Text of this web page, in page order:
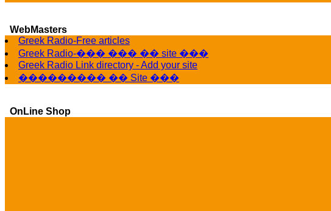
WebMasters
Greek Radio-Free articles
Greek Radio-��� ��� �� site ���
Greek Radio Link directory - Add your site
��������� �� Site ���
OnLine Shop